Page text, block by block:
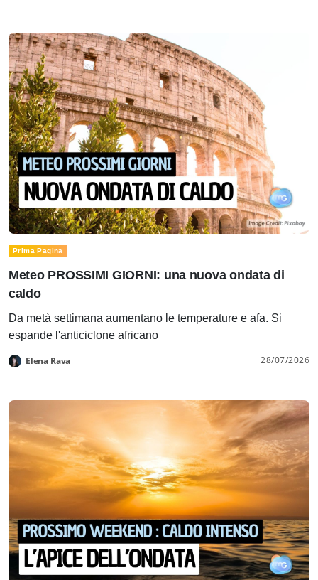
Prima Pagina
Meteo PROSSIMI GIORNI: una nuova ondata di
caldo
Da metà settimana aumentano le temperature e afa. Si
espande l'anticiclone africano
Elena Rava 28/07/2026